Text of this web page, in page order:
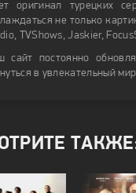
оригинал турецких
не только
TVShows, Jaskier,
сайт постоянно
в увлекательный